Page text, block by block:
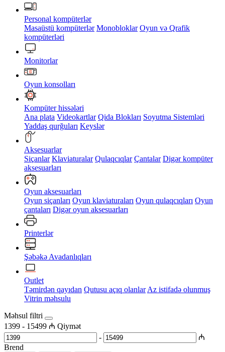
Personal kompüterlər
Masaüstü kompüterlər Monobloklar Oyun və Qrafik
kompüterləri
Monitorlar
Oyun konsolları
Kompüter hissələri
Ana plata Videokartlar Qida Blokları Soyutma Sistemləri
Yaddaş qurğuları Keyslər
Aksesuarlar
Siçanlar Klaviaturalar Qulaqcıqlar Çantalar Digər kompüter
aksesuarları
Oyun aksesuarları
Oyun siçanları Oyun klaviaturaları Oyun qulaqcıqları Oyun
çantaları Digər oyun aksesuarları
Printerlər
Şəbəkə Avadanlıqları
Outlet
Təmirdən qayıdan Qutusu açıq olanlar Az istifadə olunmuş
Vitrin məhsulu
Məhsul filtri
1399 - 15499 ₼ Qiymət
-
₼
Brend